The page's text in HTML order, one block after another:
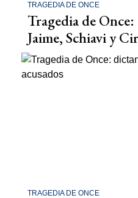
TRAGEDIA DE ONCE
Tragedia de
Jaime, Schiavi y
TRAGEDIA DE ONCE